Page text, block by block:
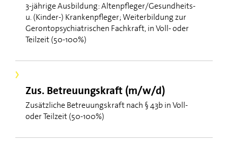
3-jährige Ausbildung: Altenpfleger/Gesundheits-
u. (Kinder-) Krankenpfleger; Weiterbildung zur
Gerontopsychiatrischen Fachkraft, in Voll- oder
Teilzeit (50-100%)
Zus. Betreuungskraft (m/w/d)
Zusätzliche Betreuungskraft nach § 43b in Voll-
oder Teilzeit (50-100%)